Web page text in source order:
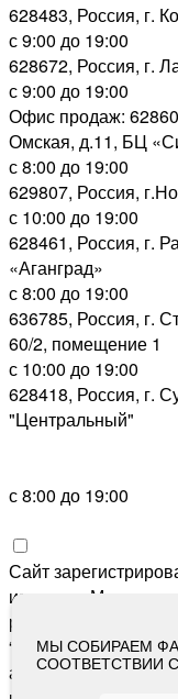
628483, Россия, г.
с 9:00 до 19:00
628672, Россия, г.
с 9:00 до 19:00
Офис продаж:
Омская, д.11, БЦ
с 8:00 до 19:00
629807, Россия,
с 10:00 до 19:00
628461, Россия, г.
«Аганград»
с 8:00 до 19:00
636785, Россия, г.
60/2, помещение 1
с 10:00 до 19:00
628418, Россия, г.
"Центральный"
с 8:00 до 19:00
Сайт
издание
регистрации СМИ
“Метросеть“,
адрес электронной
МЫ СОБИРАЕМ
СООТВЕТСТВИИ С